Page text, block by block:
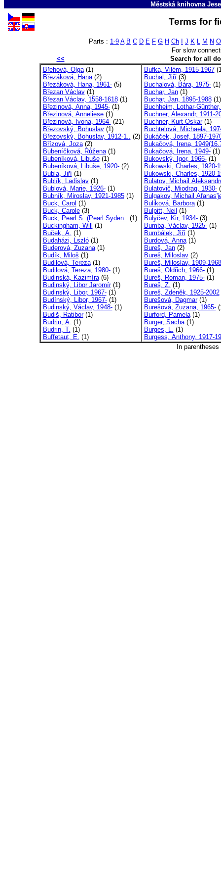
Městská knihovna
Terms for
Parts : 1-9 A B C D E F G H Ch J K L M N O
For slow
<<
Search for all
Břehová, Olga(1)
Březáková, Hana(2)
Březáková, Hana, 1961-(5)
Březan Václav(1)
Březan Václav, 1558-1618(1)
Březinová, Anna, 1945-(1)
Březinová, Anneliese(1)
Březinová, Ivona, 1964-(21)
Březovský, Bohuslav(1)
Březovský, Bohuslav, 1912-1.. (2)
Břízová, Joza(2)
Bubeníčková, Růžena(1)
Bubeníková, Libuše(1)
Bubeníková, Libuše, 1920-(2)
Bubla, Jiří(1)
Bublík, Ladislav(1)
Bublová, Marie, 1926-(1)
Bubník, Miroslav, 1921-1985(1)
Buck, Carol (1)
Buck, Carole(3)
Buck, Pearl S. (Pearl Syden.. (1)
Buckingham, Will
(1)
Buček, A. (1)
Budaházi, Lszló(1)
Buderová, Zuzana(1)
Budík, Miloš (1)
Budilová, Tereza(1)
Budilová, Tereza, 1980-(1)
Budinská, Kazimíra(6)
Budinský, Libor Jaromír(1)
Budinský, Libor, 1967-(1)
Budínský, Libor, 1967-(1)
Budinský, Václav, 1948-(1)
Budiš, Ratibor(1)
Budrin, A. (1)
Budrin, T. (1)
Buffetaut, E. (1)
Bufka, Vilém, 1915-1967
Buchal, Jiří(3)
Buchalová, Bára, 1975-(1)
Buchar, Jan(1)
Buchar, Jan, 1895-1988(1)
Buchheim, Lothar-
Buchner, Alexandr, 1911-
Buchner, Kurt-Oskar(1)
Buchtelová, Michaela,
Bukáček, Josef, 1897-
Bukačová, Irena,
Bukačová, Irena, 1949-(1)
Bukovský, Igor, 1966-(1)
Bukowski, Charles, 1920-
Bukowski, Charles, 1920-
Bulatov, Michail
Bulatovič, Miodrag, 1930-
Bulgakov, Michail
Buliková, Barbora(1)
Bulpitt, Neil (1)
Bulyčev, Kir, 1934-(3)
Bumba, Václav, 1925-(1)
Bumbálek, Jiří(1)
Burdová, Anna(1)
Bureš, Jan(2)
Bureš, Miloslav(2)
Bureš, Miloslav, 1909-1968
Bureš, Oldřich, 1966-(1)
Bureš, Roman, 1975-(1)
Bureš, Z. (1)
Bureš, Zdeněk, 1925-2002
Burešová, Dagmar(1)
Burešová, Zuzana, 1965-
Burford, Pamela(1)
Burger, Sacha(1)
Burges, L. (1)
Burgess, Anthony, 1917-
In